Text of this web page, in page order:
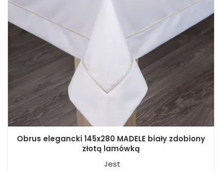
Obrus elegancki 145x280 MADELE biały zdobiony
złotą lamówką
Jest